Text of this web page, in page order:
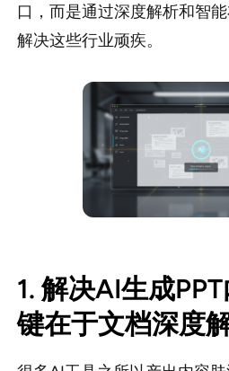
口，而是通过深度解析和智
解决这些行业顽疾。
1. 解决AI生成
键在于文档深度